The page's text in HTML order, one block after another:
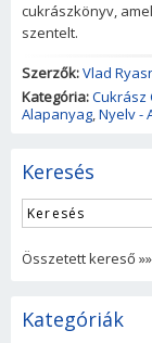
cukrászkönyv,
szentelt.
Szerzők:Vlad
Kategória:Cukrász
Alapanyag,Nyelv -
Keresés
Összetett kereső »»
Kategóriák